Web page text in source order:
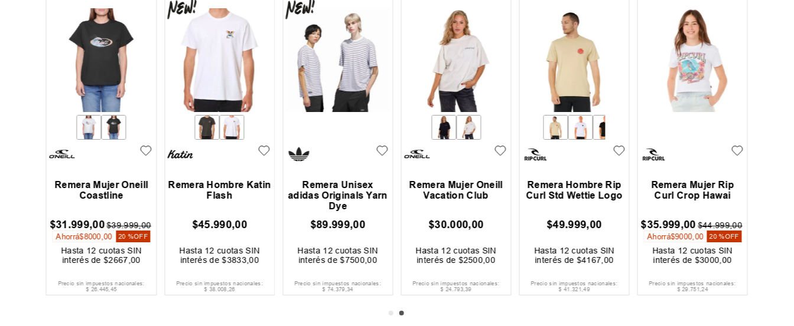
Remera Mujer Oneill
Coastline
$31.999,00 $39.999,00
Ahorrá$8000 ,00 20 %OFF
Hasta 12 cuotas SIN
interés de$2667 ,00
Precio sin impuestos nacionales:
$ 26.445,45
Remera Hombre Katin
Flash
$45.990,00
Hasta 12 cuotas SIN
interés de$3833 ,00
Precio sin impuestos nacionales:
$ 38.008,26
Remera Unisex
adidas Originals Yarn
Dye
$89.999,00
Hasta 12 cuotas SIN
interés de$7500 ,00
Precio sin impuestos nacionales:
$ 74.379,34
Remera Mujer Oneill
Vacation Club
$30.000,00
Hasta 12 cuotas SIN
interés de $2500 ,00
Precio sin impuestos nacionales:
$ 24.793,39
Remera Hombre Rip
Curl Std Wettie Logo
$49.999,00
Hasta 12 cuotas SIN
interés de$4167 00
Precio sin impuestos nacionales:
$ 41 .321,49
Remera Mujer Rip
Curl Crop Hawai
$35.999,00 $44.999,00
Ahorrá$9000,00 20 %OFF
Hasta 12 cuotas SIN
interés de$3000 ,00
Precio sin impuestos nacionales:
$ 29.751,24